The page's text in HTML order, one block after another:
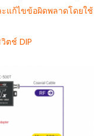
แก้ไขข้อผิดพลาดโดยใช้
ตช์ DIP